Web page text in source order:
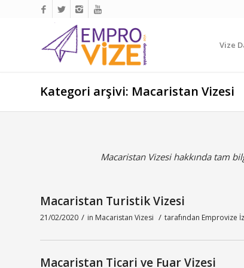
Vize
Kategori arşivi: Macaristan Vizesi
Macaristan Vizesi hakkında tam
Macaristan Turistik Vizesi
21/02/2020 / in Macaristan Vizesi / tarafından Emprovize
Macaristan Ticari ve Fuar Vizesi